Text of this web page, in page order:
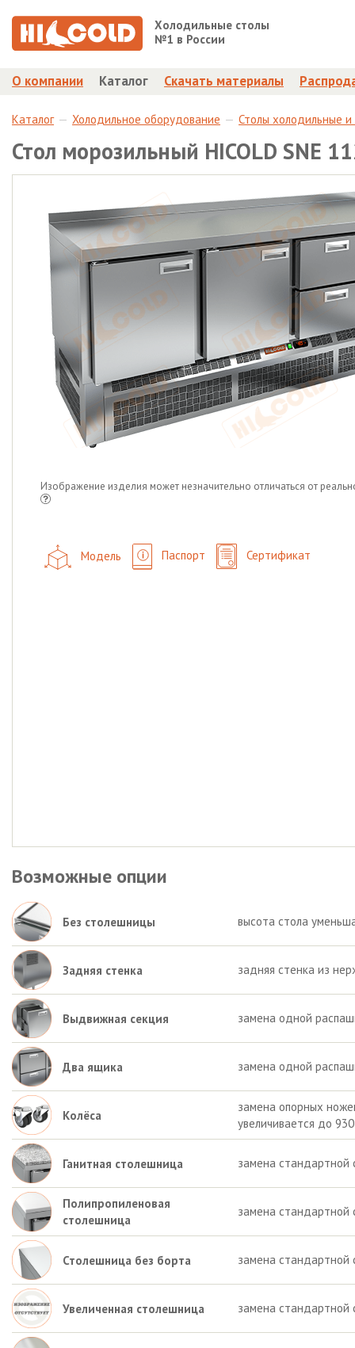
Холодильные столы
№1 в России
О компании Каталог Скачать материалы
Каталог Холодильное оборудование Столы холодильные
Стол морозильный HICOLD SNE
Изображение изделия может незначительно отличаться от
Модель Паспорт Сертификат
Возможные опции
Без столешницы высота стола
Задняя стенка задняя стенка из
Выдвижная секция замена одной
Два ящика замена одной
Колёса
замена опорных
увеличивается до
Ганитная столешница замена стандартной
Полипропиленовая
столешница
замена стандартной
Столешница без борта замена стандартной
Увеличенная столешница замена стандартной